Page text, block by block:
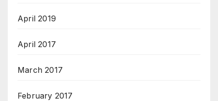
April 2019
April 2017
March 2017
February 2017